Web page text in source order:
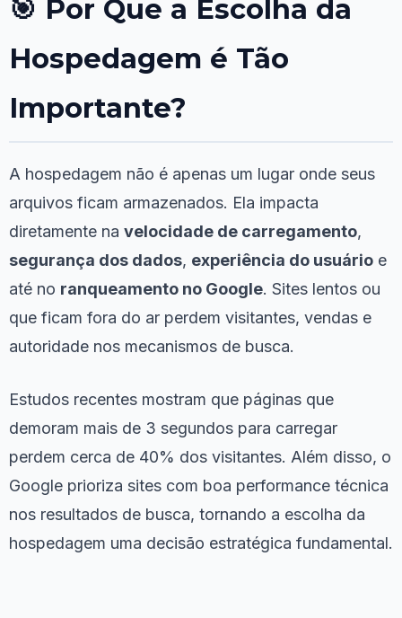
🎯 Por Que a Escolha da
Hospedagem é Tão
Importante?
A hospedagem não é apenas um lugar onde seus
arquivos ficam armazenados. Ela impacta
diretamente na velocidade de carregamento,
segurança dos dados, experiência do usuário e
até no ranqueamento no Google. Sites lentos ou
que ficam fora do ar perdem visitantes, vendas e
autoridade nos mecanismos de busca.
Estudos recentes mostram que páginas que
demoram mais de 3 segundos para carregar
perdem cerca de 40% dos visitantes. Além disso, o
Google prioriza sites com boa performance técnica
nos resultados de busca, tornando a escolha da
hospedagem uma decisão estratégica fundamental.